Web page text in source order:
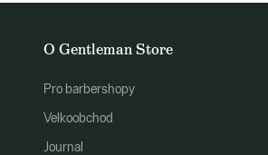
O Gentleman Store
Pro barbershopy
Velkoobchod
Journal